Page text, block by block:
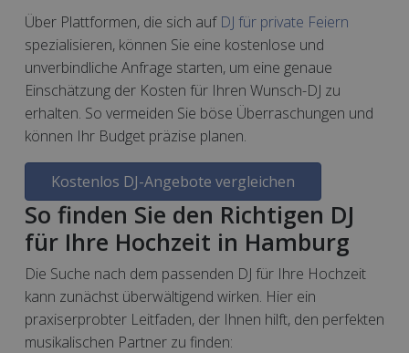
Über Plattformen, die sich auf DJ für private Feiern
spezialisieren, können Sie eine kostenlose und
unverbindliche Anfrage starten, um eine genaue
Einschätzung der Kosten für Ihren Wunsch-DJ zu
erhalten. So vermeiden Sie böse Überraschungen und
können Ihr Budget präzise planen.
Kostenlos DJ-Angebote vergleichen
So finden Sie den Richtigen DJ
für Ihre Hochzeit in Hamburg
Die Suche nach dem passenden DJ für Ihre Hochzeit
kann zunächst überwältigend wirken. Hier ein
praxiserprobter Leitfaden, der Ihnen hilft, den perfekten
musikalischen Partner zu finden: